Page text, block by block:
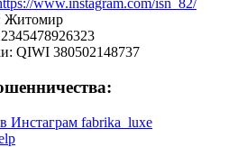
www.instagram.com/isn_82/
Житомир
QIWI 380502148737
Инстаграм fabrika_luxe